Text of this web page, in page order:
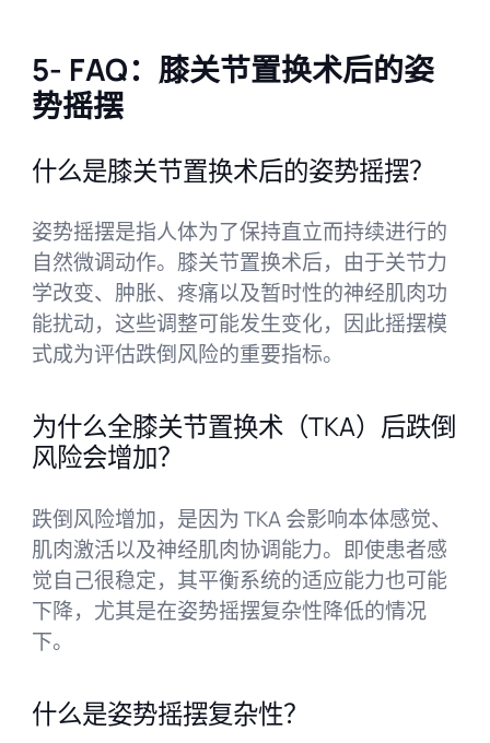
5- FAQ：膝关节置换术后的姿
势摇摆
什么是膝关节置换术后的姿势摇摆？
姿势摇摆是指人体为了保持直立而持续进行的
自然微调动作。膝关节置换术后，由于关节力
学改变、肿胀、疼痛以及暂时性的神经肌肉功
能扰动，这些调整可能发生变化，因此摇摆模
式成为评估跌倒风险的重要指标。
为什么全膝关节置换术（TKA）后跌倒
风险会增加？
跌倒风险增加，是因为 TKA 会影响本体感觉、
肌肉激活以及神经肌肉协调能力。即使患者感
觉自己很稳定，其平衡系统的适应能力也可能
下降，尤其是在姿势摇摆复杂性降低的情况
下。
什么是姿势摇摆复杂性？